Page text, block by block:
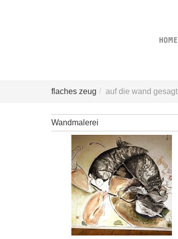
HOME
flaches zeug auf die wand gesagt
Wandmalerei